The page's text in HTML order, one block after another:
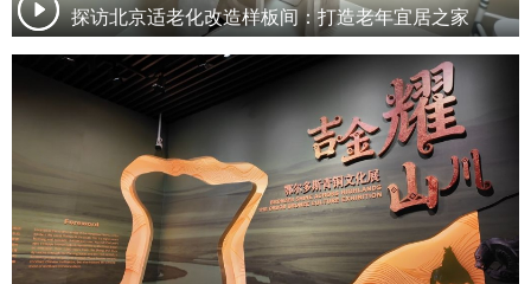
探访北京适老化改造样板间：打造老年宜居之家